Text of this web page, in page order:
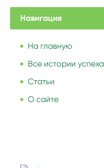
Навигация
На главную
Все истории успеха
Статьи
О сайте